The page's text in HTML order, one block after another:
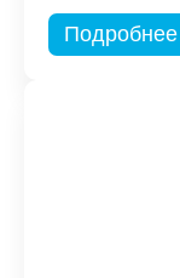
Подробнее